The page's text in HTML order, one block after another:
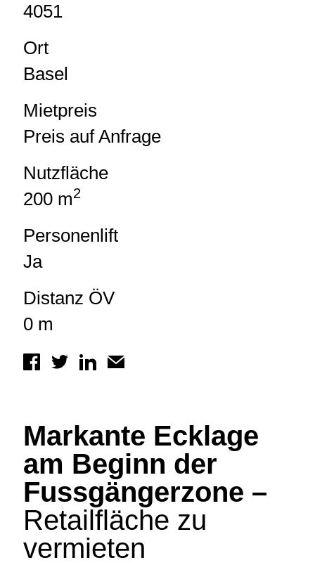
4051
Ort
Basel
Mietpreis
Preis auf Anfrage
Nutzfläche
200 m2
Personenlift
Ja
Distanz ÖV
0 m
Markante Ecklage
am Beginn der
Fussgängerzone –
Retailfläche zu
vermieten